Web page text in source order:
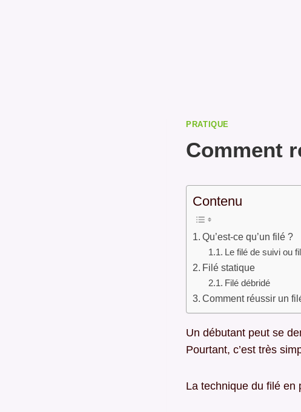
PRATIQUE
Comment
Contenu
Qu’est-ce qu’un filé ?
Le filé de suivi ou
Filé statique
Filé débridé
Comment réussir un
Un débutant peut se
Pourtant, c’est très
La technique du filé en